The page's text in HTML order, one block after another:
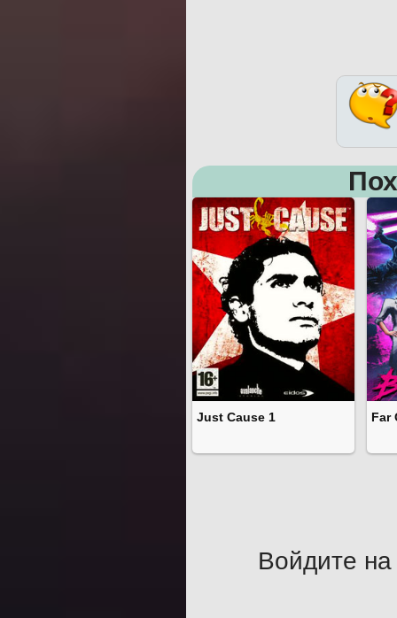
Just Cause 1 Far
Войдите на